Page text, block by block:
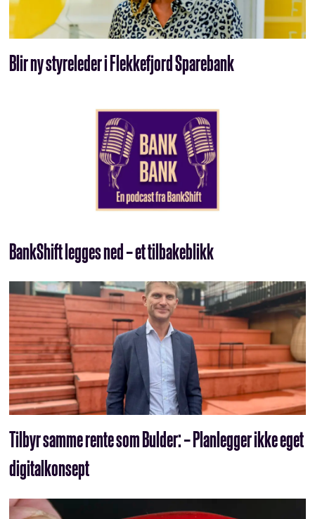
Blir ny styreleder i Flekkefjord Sparebank
BankShift legges ned – et tilbakeblikk
Tilbyr samme rente som Bulder: – Planlegger ikke eget
digitalkonsept